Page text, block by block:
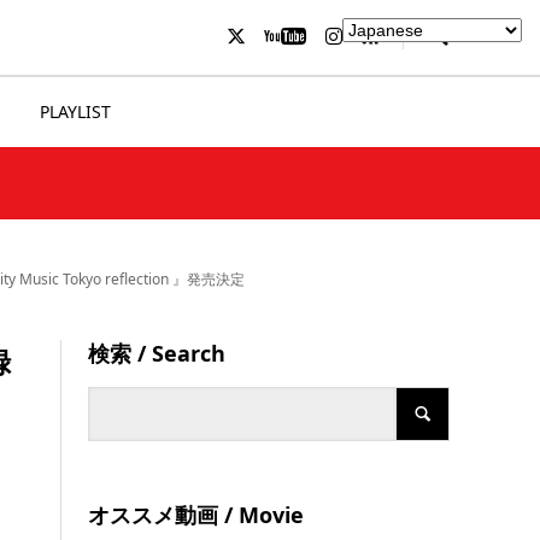
PLAYLIST
Music Tokyo reflection 』発売決定
検索 / Search
オススメ動画 / Movie